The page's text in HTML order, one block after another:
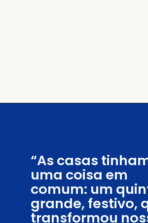
“As casas
uma coisa em
comum: um
grande, festivo,
transformou